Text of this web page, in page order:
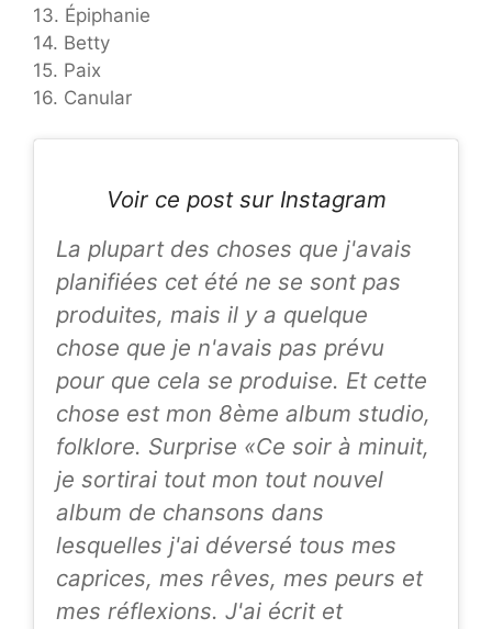
13. Épiphanie
14. Betty
15. Paix
16. Canular
Voir ce post sur Instagram
La plupart des choses que j'avais
planifiées cet été ne se sont pas
produites, mais il y a quelque
chose que je n'avais pas prévu
pour que cela se produise. Et cette
chose est mon 8ème album studio,
folklore. Surprise «Ce soir à minuit,
je sortirai tout mon tout nouvel
album de chansons dans
lesquelles j'ai déversé tous mes
caprices, mes rêves, mes peurs et
mes réflexions. J'ai écrit et